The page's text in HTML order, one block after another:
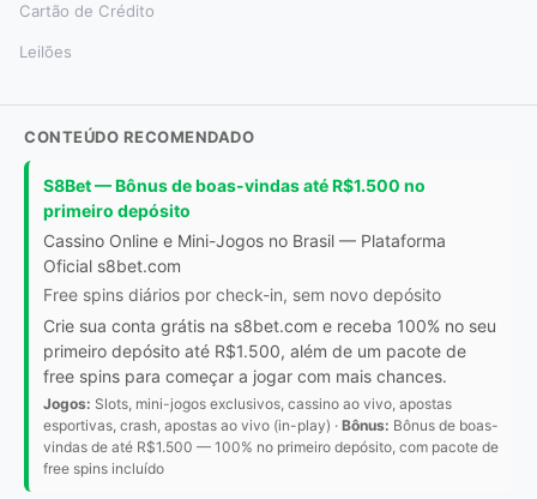
Cartão de Crédito
Leilões
CONTEÚDO RECOMENDADO
S8Bet — Bônus de boas-vindas até R$1.500 no
primeiro depósito
Cassino Online e Mini-Jogos no Brasil — Plataforma
Oficial s8bet.com
Free spins diários por check-in, sem novo depósito
Crie sua conta grátis na s8bet.com e receba 100% no seu
primeiro depósito até R$1.500, além de um pacote de
free spins para começar a jogar com mais chances.
Jogos: Slots, mini-jogos exclusivos, cassino ao vivo, apostas
esportivas, crash, apostas ao vivo (in-play) · Bônus: Bônus de boas-
vindas de até R$1.500 — 100% no primeiro depósito, com pacote de
free spins incluído